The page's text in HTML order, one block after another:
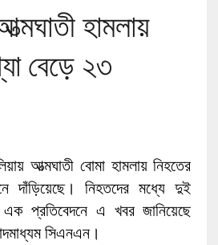
হামলায়
বেড়ে ২৩
আত্মঘাতী বোমা হামলায় নিহতের
দাঁড়িয়েছে। নিহতদের মধ্যে দুই
এক প্রতিবেদনে এ খবর জানিয়েছে
সিএনএন।